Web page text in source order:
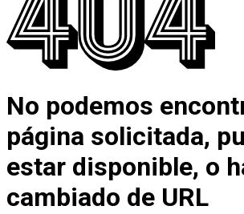
No podemos
página solicitada,
estar disponible, o
cambiado de URL